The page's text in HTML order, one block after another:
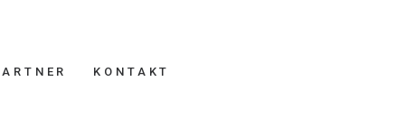
KONTAKT